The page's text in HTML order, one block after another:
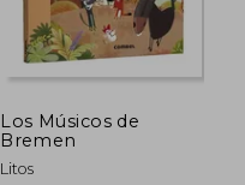
Los Músicos de
Bremen
Litos